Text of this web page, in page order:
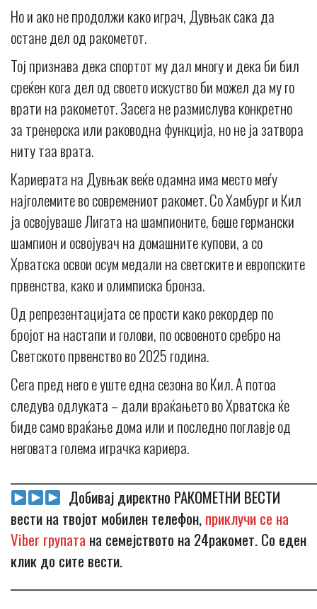
Но и ако не продолжи како играч, Дувњак сака да
остане дел од ракометот.
Тој признава дека спортот му дал многу и дека би бил
среќен кога дел од своето искуство би можел да му го
врати на ракометот. Засега не размислува конкретно
за тренерска или раководна функција, но не ја затвора
ниту таа врата.
Кариерата на Дувњак веќе одамна има место меѓу
најголемите во современиот ракомет. Со Хамбург и Кил
ја освојуваше Лигата на шампионите, беше германски
шампион и освојувач на домашните купови, а со
Хрватска освои осум медали на светските и европските
првенства, како и олимписка бронза.
Од репрезентацијата се прости како рекордер по
бројот на настапи и голови, по освоеното сребро на
Светското првенство во 2025 година.
Сега пред него е уште една сезона во Кил. А потоа
следува одлуката – дали враќањето во Хрватска ќе
биде само враќање дома или и последно поглавје од
неговата голема играчка кариера.
Добивај директно РАКОМЕТНИ ВЕСТИ
вести на твојот мобилен телефон,приклучи се на
Viber групата на семејството на 24ракомет. Со еден
клик до сите вести.